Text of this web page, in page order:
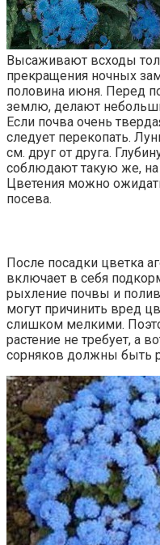
Высаживают всходы
прекращения ночных
половина июня. Перед
землю, делают
Если почва очень
следует перекопать.
см. друг от друга.
соблюдают такую же,
Цветения можно
посева.
После посадки цветка
включает в себя
рыхление почвы и
могут причинить вред
слишком мелкими.
растение не требует, а
сорняков должны быть